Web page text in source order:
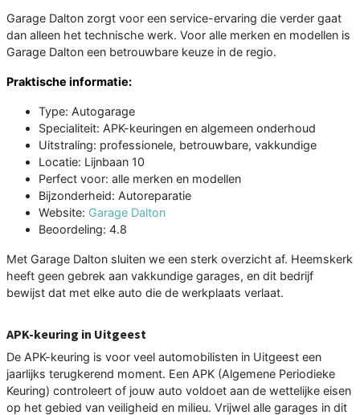
Garage Dalton zorgt voor een service-ervaring die verder gaat
dan alleen het technische werk. Voor alle merken en modellen is
Garage Dalton een betrouwbare keuze in de regio.
Praktische informatie:
Type: Autogarage
Specialiteit: APK-keuringen en algemeen onderhoud
Uitstraling: professionele, betrouwbare, vakkundige
Locatie: Lijnbaan 10
Perfect voor: alle merken en modellen
Bijzonderheid: Autoreparatie
Website: Garage Dalton
Beoordeling: 4.8
Met Garage Dalton sluiten we een sterk overzicht af. Heemskerk
heeft geen gebrek aan vakkundige garages, en dit bedrijf
bewijst dat met elke auto die de werkplaats verlaat.
APK-keuring in Uitgeest
De APK-keuring is voor veel automobilisten in Uitgeest een
jaarlijks terugkerend moment. Een APK (Algemene Periodieke
Keuring) controleert of jouw auto voldoet aan de wettelijke eisen
op het gebied van veiligheid en milieu. Vrijwel alle garages in dit